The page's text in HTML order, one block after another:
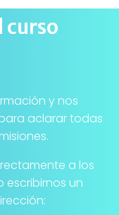
curso
y nos
aclarar todas
a los
escribirnos un